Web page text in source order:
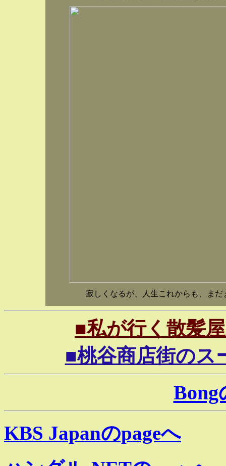
寂しくなるが、人生これからも、ま
■私が行く散髪
■桃谷商店街のス
Bong
KBS Japanのpageへ